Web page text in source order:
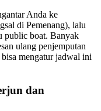
Anda ke
di Pemenang), lalu
public boat. Banyak
ulang penjemputan
mengatur jadwal ini
dan